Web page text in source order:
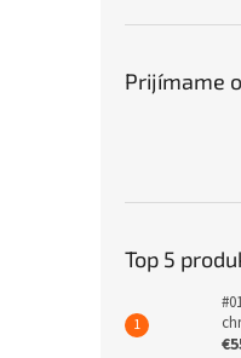
Prijímame
Top 5